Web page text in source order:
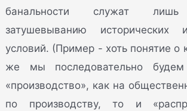
банальности служат
затушевыванию исторических
условий. (Пример - хоть понятие о
же мы последовательно
«производство», как на
по производству, то и